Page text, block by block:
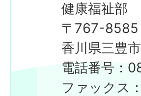
健康福祉部
〒767-8585
香川県三豊
電話番号：
ファックス